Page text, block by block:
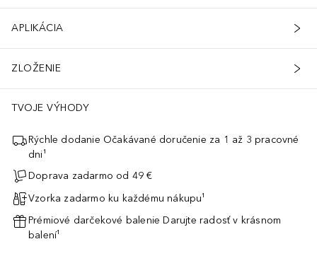
APLIKÁCIA
ZLOŽENIE
TVOJE VÝHODY
Rýchle dodanie Očakávané doručenie za 1 až 3 pracovné
dni¹
Doprava zadarmo od 49 €
Vzorka zadarmo ku každému nákupu¹
Prémiové darčekové balenie Darujte radosť v krásnom
balení¹